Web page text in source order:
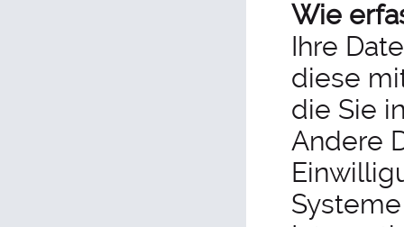
Wie
Ihre
diese
die Sie
Andere